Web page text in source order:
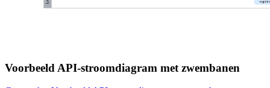
Voorbeeld API-stroomdiagram met zwembanen